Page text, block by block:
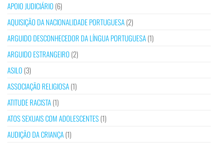
APOIO JUDICIÁRIO (6)
AQUISIÇÃO DA NACIONALIDADE PORTUGUESA(2)
ARGUIDO DESCONHECEDOR DA LÍNGUA PORTUGUESA(1)
ARGUIDO ESTRANGEIRO (2)
ASILO (3)
ASSOCIAÇÃO RELIGIOSA(1)
ATITUDE RACISTA(1)
ATOS SEXUAIS COM ADOLESCENTES(1)
AUDIÇÃO DA CRIANÇA(1)